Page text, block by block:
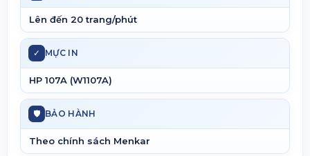
Lên đến 20 trang/phút
✓ MỰC IN
HP 107A (W1107A)
🛡 BẢO HÀNH
Theo chính sách Menkar